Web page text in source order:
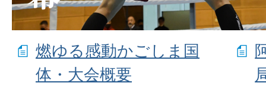
燃ゆる感動かごしま国
体・大会概要